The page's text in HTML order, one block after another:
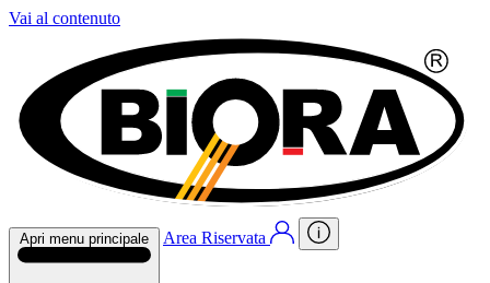
Vai al contenuto
Apri menu principale Area Riservata